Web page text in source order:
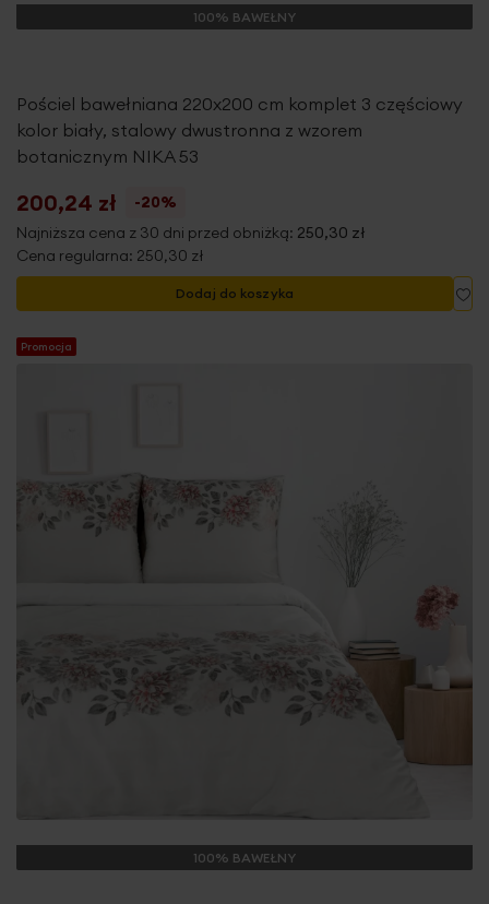
100% BAWEŁNY
Pościel bawełniana 220x200 cm komplet 3 częściowy
kolor biały, stalowy dwustronna z wzorem
botanicznym NIKA 53
200,24 zł
-20%
Najniższa cena z 30 dni przed obniżką: 250,30 zł
Cena regularna: 250,30 zł
Dodaj do koszyka
Promocja
100% BAWEŁNY